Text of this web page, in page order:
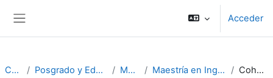
Acceder
Cursos Posgrado y Educación Continua Maestrías Maestría en Ingeniería Ambiental Cohorte 2019